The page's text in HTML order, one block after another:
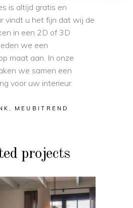
is altijd gratis en
vindt u het fijn dat wij de
in een 2D of 3D
we een
maat aan. In onze
we samen een
voor uw interieur.
MEUBITREND
projects